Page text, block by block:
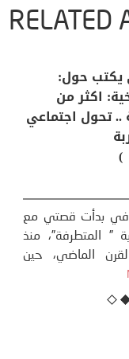
RELATED
.. كيف
والعالم؟
** المنعطف
السوسيولوجي،
القوة عالميًا، **
تاريخ...
More